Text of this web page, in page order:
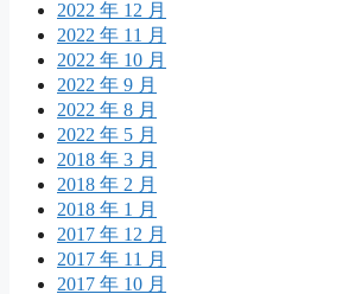
2022 年 12 月
2022 年 11 月
2022 年 10 月
2022 年 9 月
2022 年 8 月
2022 年 5 月
2018 年 3 月
2018 年 2 月
2018 年 1 月
2017 年 12 月
2017 年 11 月
2017 年 10 月